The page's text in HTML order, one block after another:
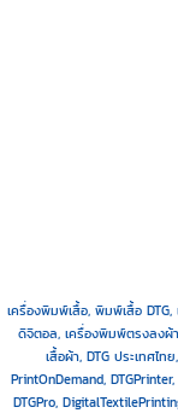
เครื่องพิมพ์เสื้อ, พิมพ์เสื้อ
ดิจิตอล, เครื่องพิมพ์ตรงลงผ้
เสื้อผ้า, DTG ประเทศไท
PrintOnDemand,
DTGPro,